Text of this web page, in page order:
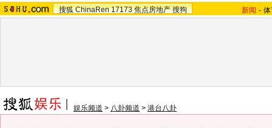
搜狐 ChinaRen 17173 焦点房地产 搜狗 新闻 -
娱乐频道 > 八卦频道 > 港台八卦